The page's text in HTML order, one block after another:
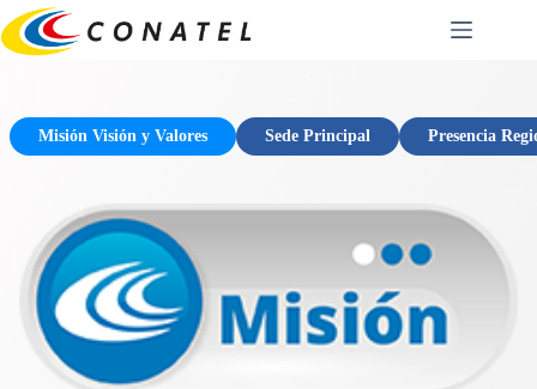
Saltar
al
contenido
Misión Visión y Valores Sede Principal Presencia